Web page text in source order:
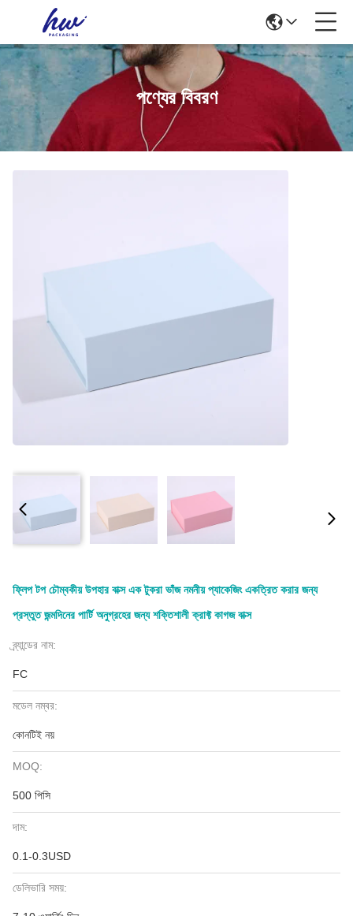
পণ্যের বিবরণ
ফ্লিপ টপ চৌম্বকীয় উপহার বাক্স এক টুকরা ভাঁজ নমনীয় প্যাকেজিং একত্রিত করার জন্য
প্রস্তুত জন্মদিনের পার্টি অনুগ্রহের জন্য শক্তিশালী ক্রাফ্ট কাগজ বাক্স
ব্র্যান্ডের নাম:
FC
মডেল নম্বর:
কোনটিই নয়
MOQ:
500 পিসি
দাম:
0.1-0.3USD
ডেলিভারি সময়: